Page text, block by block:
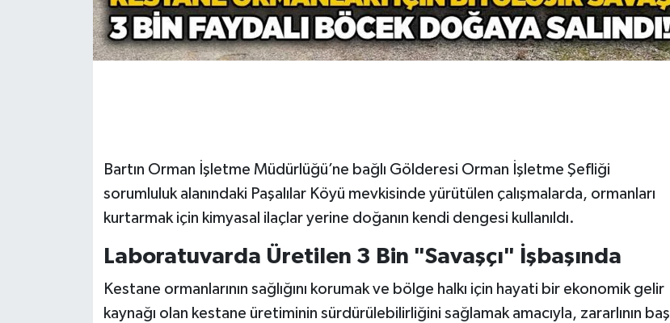
Bartın Orman İşletme Müdürlüğü’ne bağlı Gölderesi Orman İşletme Şefliği
sorumluluk alanındaki Paşalılar Köyü mevkisinde yürütülen çalışmalarda, ormanları
kurtarmak için kimyasal ilaçlar yerine doğanın kendi dengesi kullanıldı.
Laboratuvarda Üretilen 3 Bin "Savaşçı" İşbaşında
Kestane ormanlarının sağlığını korumak ve bölge halkı için hayati bir ekonomik gelir
kaynağı olan kestane üretiminin sürdürülebilirliğini sağlamak amacıyla, zararlının baş
Gökçebey
GÜNDEM
MAGAZİN
Resmi İlan